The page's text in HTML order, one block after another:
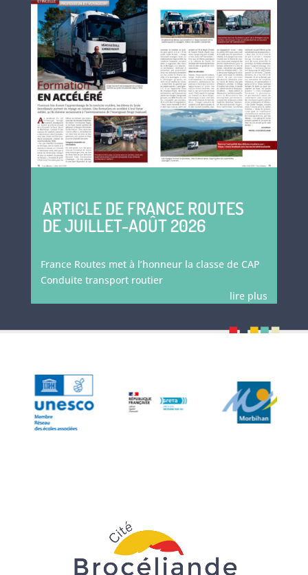
ARTICLE DE FRANCE ROUTES
DE JUILLET-AOÛT 2026
France Routes met à l’honneur la classe de CAP
Conduite transport routier
lire plus